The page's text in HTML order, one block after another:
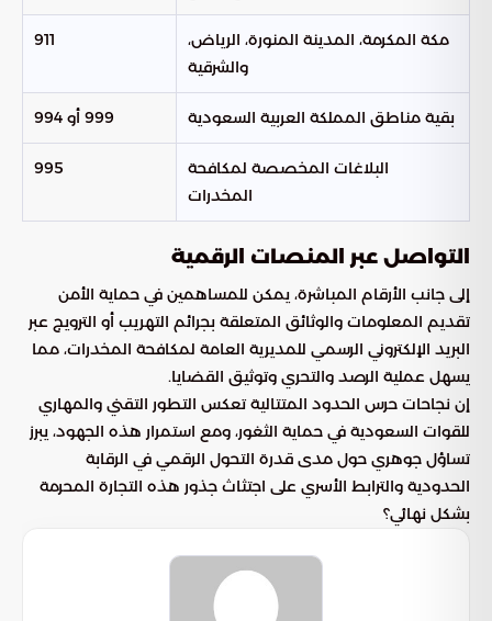
مكة المكرمة، المدينة المنورة، الرياض،
والشرقية
911
بقية مناطق المملكة العربية السعودية 999 أو 994
البلاغات المخصصة لمكافحة
المخدرات
995
التواصل عبر المنصات الرقمية
إلى جانب الأرقام المباشرة، يمكن للمساهمين في حماية الأمن
تقديم المعلومات والوثائق المتعلقة بجرائم التهريب أو الترويج عبر
البريد الإلكتروني الرسمي للمديرية العامة لمكافحة المخدرات، مما
يسهل عملية الرصد والتحري وتوثيق القضايا.
إن نجاحات حرس الحدود المتتالية تعكس التطور التقني والمهاري
للقوات السعودية في حماية الثغور، ومع استمرار هذه الجهود، يبرز
تساؤل جوهري حول مدى قدرة التحول الرقمي في الرقابة
الحدودية والترابط الأسري على اجتثاث جذور هذه التجارة المحرمة
بشكل نهائي؟